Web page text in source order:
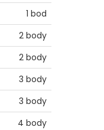
1 bod
2 body
2 body
3 body
3 body
4 body